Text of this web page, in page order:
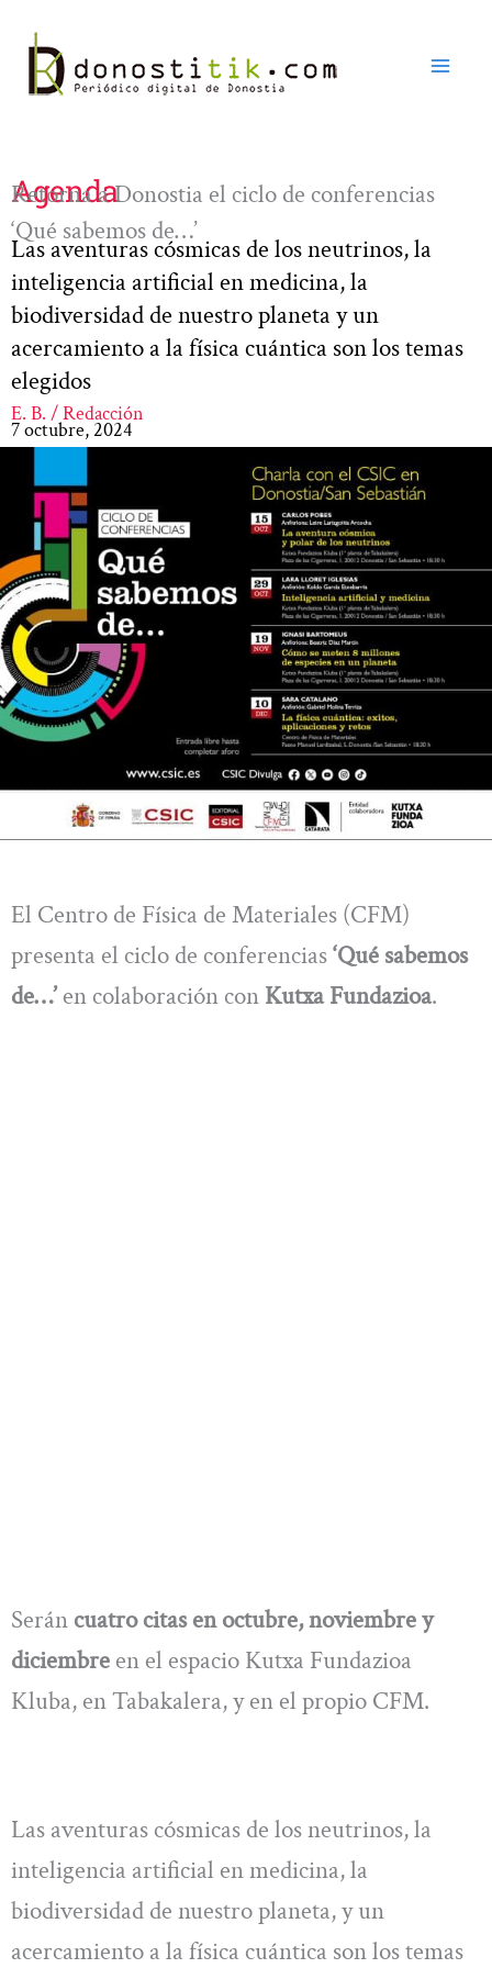
contenido
Agenda
Retorna a Donostia el ciclo de conferencias
‘Qué sabemos de…’
Las aventuras cósmicas de los neutrinos, la
inteligencia artificial en medicina, la
biodiversidad de nuestro planeta y un
acercamiento a la física cuántica son los temas
elegidos
E. B. / Redacción
7 octubre, 2024
El Centro de Física de Materiales (CFM)
presenta el ciclo de conferencias‘Qué sabemos
de…’en colaboración con Kutxa Fundazioa.
Serán cuatro citas en octubre, noviembre y
diciembre en el espacio Kutxa Fundazioa
Kluba, en Tabakalera, y en el propio CFM.
Las aventuras cósmicas de los neutrinos, la
inteligencia artificial en medicina, la
biodiversidad de nuestro planeta, y un
acercamiento a la física cuántica son los temas